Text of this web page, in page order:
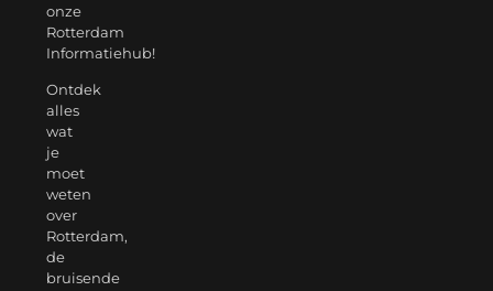
onze
Rotterdam
Informatiehub!
Ontdek
alles
wat
je
moet
weten
over
Rotterdam,
de
bruisende